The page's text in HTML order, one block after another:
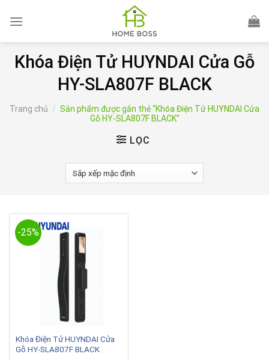
Khóa Điện Tử HUYNDAI Cửa Gỗ
HY-SLA807F BLACK
Trang chủ / Sản phẩm được gắn thẻ “Khóa Điện Tử HUYNDAI Cửa
Gỗ HY-SLA807F BLACK”
LỌC
-25%
Khóa Điện Tử HUYNDAI Cửa
Gỗ HY-SLA807F BLACK